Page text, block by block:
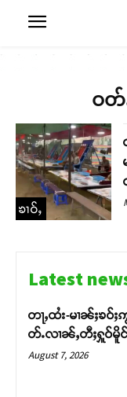
ဝတ်
ၶၢဝ်ႇ
Latest
တႃႇထႆး-မၢၼ်ႈၶဝ်
တ်ႉလၢၼ်ႇတီႈႁူဝ်မိူင်
August 7, 2026